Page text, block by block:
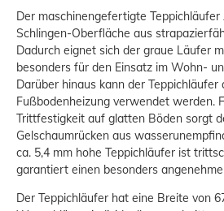
Der maschinengefertigte
Schlingen-Oberfläche aus
Dadurch eignet sich der graue Läufer
besonders für den Einsatz im Wohn-
Darüber hinaus kann der
Fußbodenheizung verwendet werden.
Trittfestigkeit auf glatten Böden sorgt
Gelschaumrücken aus
ca. 5,4 mm hohe Teppichläufer ist
garantiert einen besonders
Der Teppichläufer hat eine Breite von